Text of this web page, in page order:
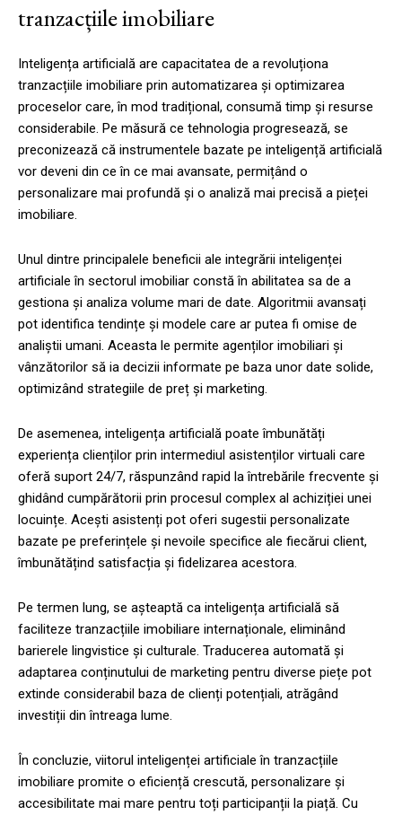
tranzacțiile imobiliare
Inteligența artificială are capacitatea de a revoluționa
tranzacțiile imobiliare prin automatizarea și optimizarea
proceselor care, în mod tradițional, consumă timp și resurse
considerabile. Pe măsură ce tehnologia progresează, se
preconizează că instrumentele bazate pe inteligență artificială
vor deveni din ce în ce mai avansate, permițând o
personalizare mai profundă și o analiză mai precisă a pieței
imobiliare.
Unul dintre principalele beneficii ale integrării inteligenței
artificiale în sectorul imobiliar constă în abilitatea sa de a
gestiona și analiza volume mari de date. Algoritmii avansați
pot identifica tendințe și modele care ar putea fi omise de
analiștii umani. Aceasta le permite agenților imobiliari și
vânzătorilor să ia decizii informate pe baza unor date solide,
optimizând strategiile de preț și marketing.
De asemenea, inteligența artificială poate îmbunătăți
experiența clienților prin intermediul asistenților virtuali care
oferă suport 24/7, răspunzând rapid la întrebările frecvente și
ghidând cumpărătorii prin procesul complex al achiziției unei
locuințe. Acești asistenți pot oferi sugestii personalizate
bazate pe preferințele și nevoile specifice ale fiecărui client,
îmbunătățind satisfacția și fidelizarea acestora.
Pe termen lung, se așteaptă ca inteligența artificială să
faciliteze tranzacțiile imobiliare internaționale, eliminând
barierele lingvistice și culturale. Traducerea automată și
adaptarea conținutului de marketing pentru diverse piețe pot
extinde considerabil baza de clienți potențiali, atrăgând
investiții din întreaga lume.
În concluzie, viitorul inteligenței artificiale în tranzacțiile
imobiliare promite o eficiență crescută, personalizare și
accesibilitate mai mare pentru toți participanții la piață. Cu